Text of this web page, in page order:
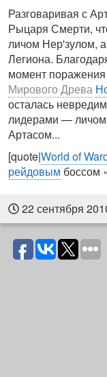
Разговаривая с
Рыцаря Смерти,
личом Нер'зулом,
Легиона.
момент поражения
Мирового Древа
осталась
лидерами — личом
Артасом...
[quote|World of
рейдовым боссом
22 сентября